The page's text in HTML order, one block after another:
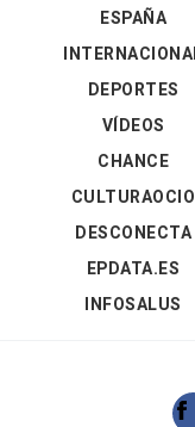
ESPAÑA
DEPORTES
VÍDEOS
CHANCE
CULTURAOCIO
DESCONECTA
EPDATA.ES
INFOSALUS